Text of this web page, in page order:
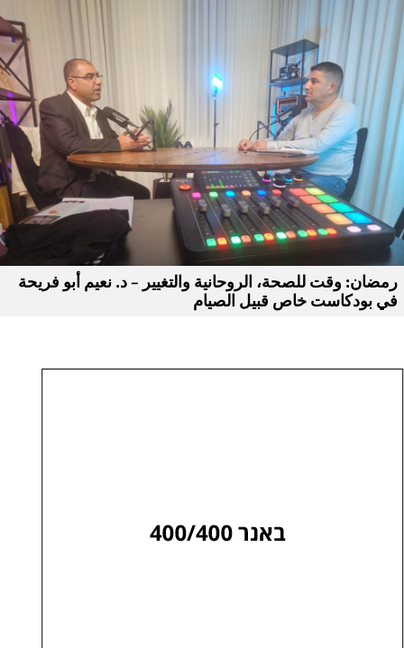
رمضان: وقت للصحة، الروحانية والتغيير – د. نعيم أبو فريحة
في بودكاست خاص قبيل الصيام